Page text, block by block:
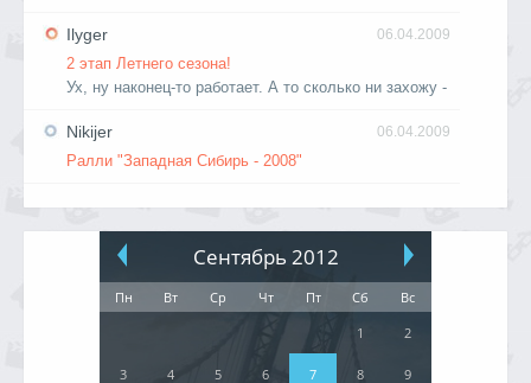
06.04.2009
Ilyger
2 этап Летнего сезона!
Ух, ну наконец-то работает. А то сколько ни захожу -
06.04.2009
Nikijer
Ралли "Западная Сибирь - 2008"
Сентябрь 2012
Пн Вт Ср Чт Пт Сб
Вс
1
2
3 4 5 6 7 8 9